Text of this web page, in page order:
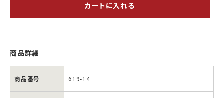
カートに入れる
商品詳細
商品番号 619-14